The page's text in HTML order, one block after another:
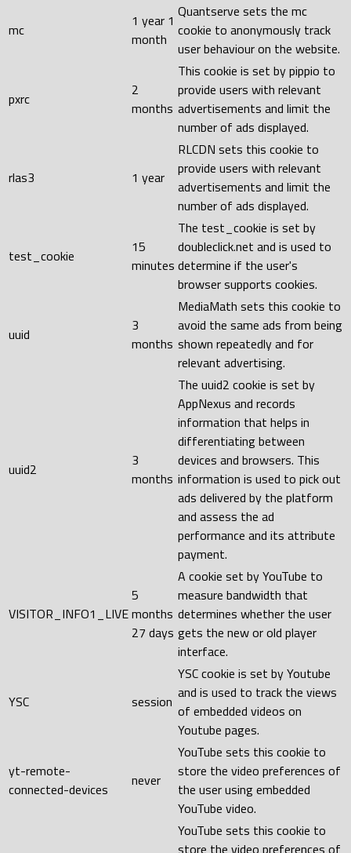
mc
1 year 1
month
Quantserve sets the mc
cookie to anonymously track
user behaviour on the website.
pxrc
2
months
This cookie is set by pippio to
provide users with relevant
advertisements and limit the
number of ads displayed.
rlas3 1 year
RLCDN sets this cookie to
provide users with relevant
advertisements and limit the
number of ads displayed.
test_cookie
15
minutes
The test_cookie is set by
doubleclick.net and is used to
determine if the user's
browser supports cookies.
uuid
3
months
MediaMath sets this cookie to
avoid the same ads from being
shown repeatedly and for
relevant advertising.
uuid2
3
months
The uuid2 cookie is set by
AppNexus and records
information that helps in
differentiating between
devices and browsers. This
information is used to pick out
ads delivered by the platform
and assess the ad
performance and its attribute
payment.
VISITOR_INFO1_LIVE
5
months
27 days
A cookie set by YouTube to
measure bandwidth that
determines whether the user
gets the new or old player
interface.
YSC session
YSC cookie is set by Youtube
and is used to track the views
of embedded videos on
Youtube pages.
yt-remote-
connected-devices
never
YouTube sets this cookie to
store the video preferences of
the user using embedded
YouTube video.
YouTube sets this cookie to
store the video preferences of